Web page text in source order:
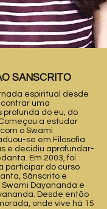
SANSCRITO
espiritual desde
uma
profunda do eu, do
a estudar
o Swami
se em Filosofia
e decidiu aprofundar-
Em 2003, foi
participar do curso
Sânscrito e
Swami Dayananda e
Desde então
onde vive há 15